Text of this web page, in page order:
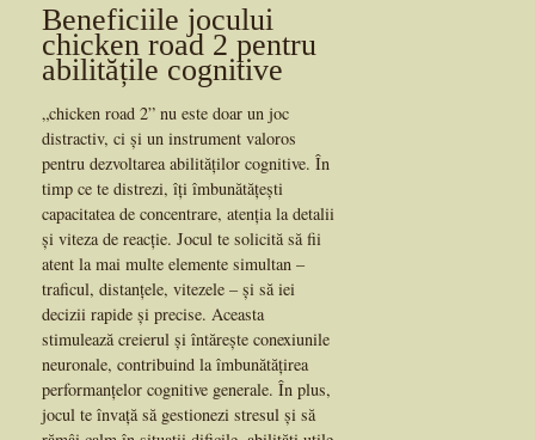
Beneficiile jocului
chicken road 2 pentru
abilitățile cognitive
„chicken road 2” nu este doar un joc
distractiv, ci și un instrument valoros
pentru dezvoltarea abilităților cognitive. În
timp ce te distrezi, îți îmbunătățești
capacitatea de concentrare, atenția la detalii
și viteza de reacție. Jocul te solicită să fii
atent la mai multe elemente simultan –
traficul, distanțele, vitezele – și să iei
decizii rapide și precise. Aceasta
stimulează creierul și întărește conexiunile
neuronale, contribuind la îmbunătățirea
performanțelor cognitive generale. În plus,
jocul te învață să gestionezi stresul și să